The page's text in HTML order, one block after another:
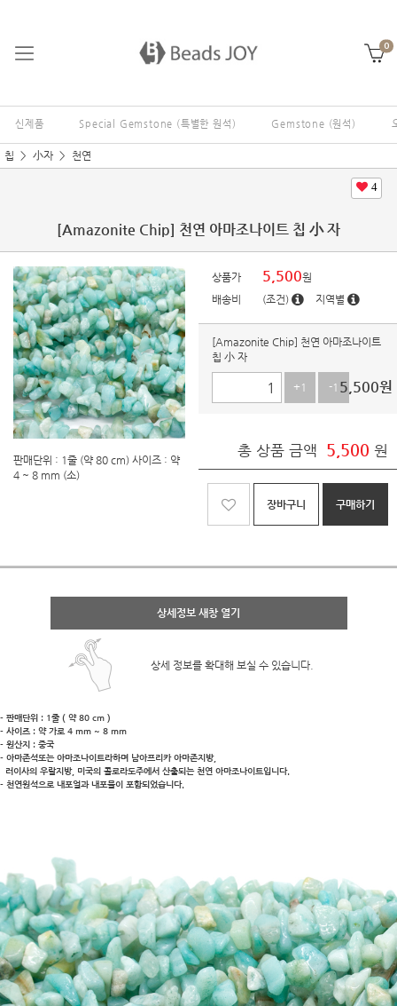
0
신제품 Special Gemstone (특별한 원석) Gemstone (원석)
칩 小자 천연
4
[Amazonite Chip] 천연 아마조나이트 칩 小 자
판매단위 : 1줄 (약 80 cm) 사이즈 : 약
4 ~ 8 mm (소)
상품가 5,500원
배송비
(조건) 지역별
[Amazonite Chip] 천연 아마조나이트
칩 小 자
+1 -1 5,500원
총 상품 금액 5,500 원
장바구니 구매하기
상세정보 새창 열기
상세 정보를 확대해 보실 수 있습니다.
- 판매단위 : 1줄 ( 약 80 cm )
- 사이즈 : 약 가로 4 mm ~ 8 mm
- 원산지 : 중국
- 아마존석또는 아마조나이트라하며 남아프리카 아마존지방,
러이사의 우랄지방, 미국의 콜로라도주에서 산출되는 천연 아마조나이트입니다.
- 천연원석으로 내포얼과 내포물이 포함되었습니다.